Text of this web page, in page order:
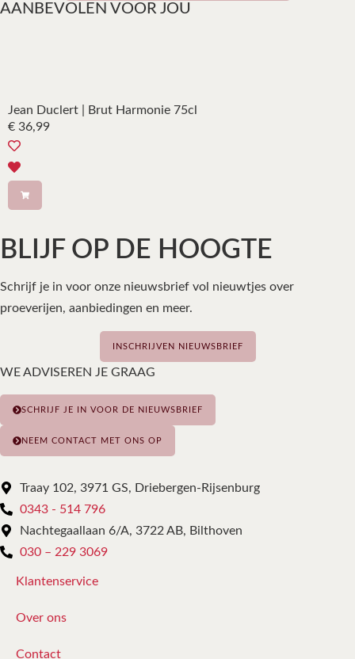
AANBEVOLEN VOOR JOU
Jean Duclert | Brut Harmonie 75cl
€ 36,99
BLIJF OP DE HOOGTE
Schrijf je in voor onze nieuwsbrief vol nieuwtjes over
proeverijen, aanbiedingen en meer.
INSCHRIJVEN NIEUWSBRIEF
WE ADVISEREN JE GRAAG
SCHRIJF JE IN VOOR DE NIEUWSBRIEF
NEEM CONTACT MET ONS OP
Traay 102, 3971 GS, Driebergen-Rijsenburg
0343 - 514 796
Nachtegaallaan 6/A, 3722 AB, Bilthoven
030 – 229 3069
Klantenservice
Over ons
Contact